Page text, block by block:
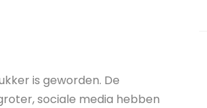
is geworden. De
sociale media hebben